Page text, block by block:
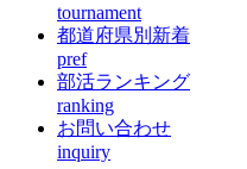
tournament
都道府県別新着
pref
部活ランキング
ranking
お問い合わせ
inquiry